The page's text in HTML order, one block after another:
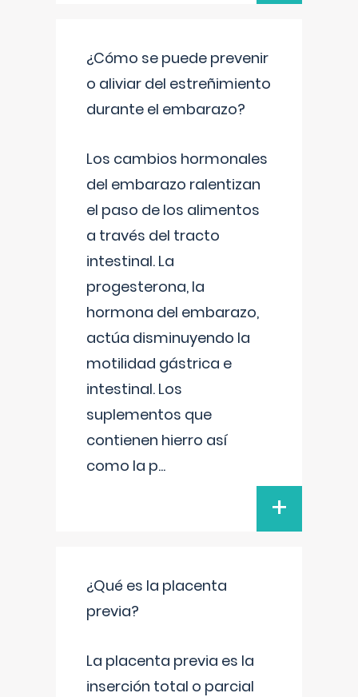
¿Cómo se puede prevenir
o aliviar del estreñimiento
durante el embarazo?
Los cambios hormonales
del embarazo ralentizan
el paso de los alimentos
a través del tracto
intestinal. La
progesterona, la
hormona del embarazo,
actúa disminuyendo la
motilidad gástrica e
intestinal. Los
suplementos que
contienen hierro así
como la p...
+
¿Qué es la placenta
previa?
La placenta previa es la
inserción total o parcial